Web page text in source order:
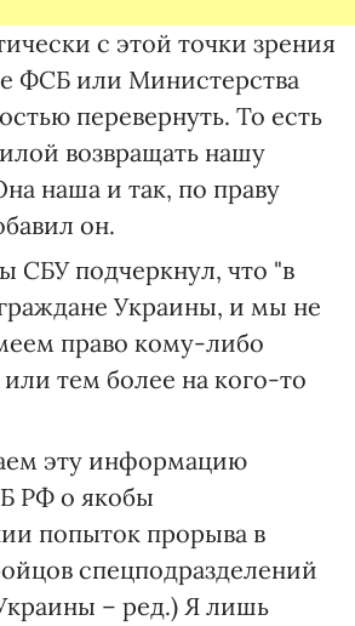
с этой точки зрения
ФСБ или Министерства
перевернуть. То есть
возвращать нашу
наша и так, по праву
он.
СБУ подчеркнул, что "в
Украины, и мы не
право кому-либо
тем более на кого-то
эту информацию
РФ о якобы
попыток прорыва в
спецподразделений
– ред.) Я лишь